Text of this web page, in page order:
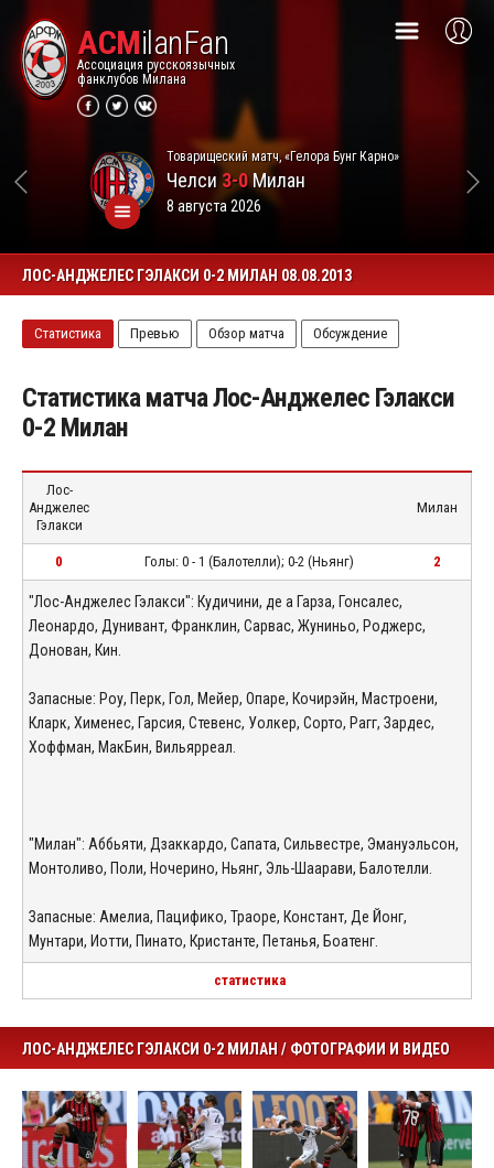
ACMilanFan
Ассоциация русскоязычных
фанклубов Милана
Товарищеский матч, «Гелора Бунг Карно»
Челси3-0Милан
8 августа 2026
ЛОС-АНДЖЕЛЕС ГЭЛАКСИ 0-2 МИЛАН 08.08.2013
Статистика Превью Обзор матча Обсуждение
Статистика матча Лос-Анджелес Гэлакси
0-2 Милан
Лос-
Анджелес
Гэлакси
Милан
0 Голы: 0 - 1 (Балотелли); 0-2 (Ньянг) 2
"Лос-Анджелес Гэлакси": Кудичини, де а Гарза, Гонсалес,
Леонардо, Дунивант, Франклин, Сарвас, Жуниньо, Роджерс,
Донован, Кин.
Запасные: Роу, Перк, Гол, Мейер, Опаре, Кочирэйн, Мастроени,
Кларк, Хименес, Гарсия, Стевенс, Уолкер, Сорто, Рагг, Зардес,
Хоффман, МакБин, Вильярреал.
"Милан": Аббьяти, Дзаккардо, Сапата, Сильвестре, Эмануэльсон,
Монтоливо, Поли, Ночерино, Ньянг, Эль-Шаарави, Балотелли.
Запасные: Амелиа, Пацифико, Траоре, Констант, Де Йонг,
Мунтари, Иотти, Пинато, Кристанте, Петанья, Боатенг.
статистика
ЛОС-АНДЖЕЛЕС ГЭЛАКСИ 0-2 МИЛАН / ФОТОГРАФИИ И ВИДЕО